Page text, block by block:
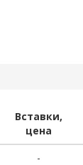
Вставки,
цена
-